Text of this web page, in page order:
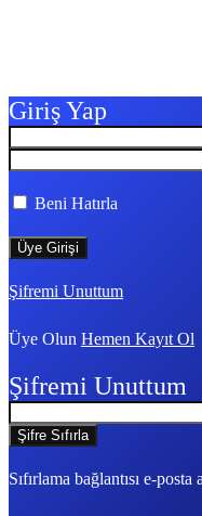
Giriş Yap
Beni Hatırla
Şifremi Unuttum
Üye Olun Hemen Kayıt Ol
Şifremi Unuttum
Sıfırlama bağlantısı e-